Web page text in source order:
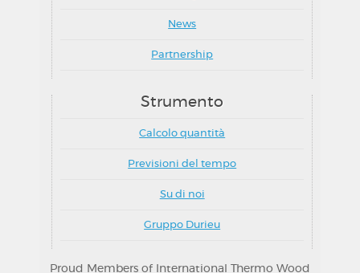
News
Partnership
Strumento
Calcolo quantità
Previsioni del tempo
Su di noi
Gruppo Durieu
Proud Members of International Thermo Wood